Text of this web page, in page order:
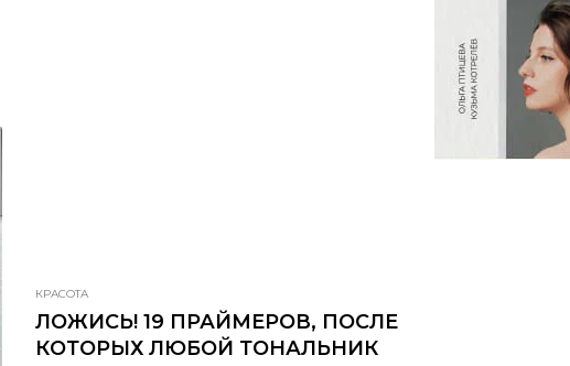
КРАСОТА
ЛОЖИСЬ! 19 ПРАЙМЕРОВ, ПОСЛЕ
КОТОРЫХ ЛЮБОЙ ТОНАЛЬНИК